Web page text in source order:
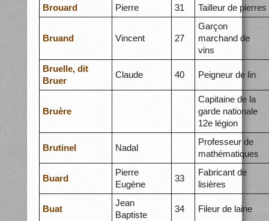
Brouard
Pierre 31 Tailleur de pierres
Bruand Vincent 27
Garçon
marchand de
vins
Bruelle, dit
Bruer
Claude 40 Peigneur de lin
Bruère
Capitaine de la
garde nationale
12e légion
Brutinel Nadal
Professeur de
mathématiques
Buard
Pierre
Eugène
33
Fabricant de
lisières
Buat
Jean
Baptiste
34 Fileur de laine